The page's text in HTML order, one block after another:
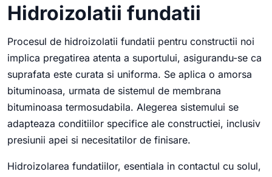
Hidroizolatii fundatii
Procesul de hidroizolatii fundatii pentru constructii noi
implica pregatirea atenta a suportului, asigurandu-se ca
suprafata este curata si uniforma. Se aplica o amorsa
bituminoasa, urmata de sistemul de membrana
bituminoasa termosudabila. Alegerea sistemului se
adapteaza conditiilor specifice ale constructiei, inclusiv
presiunii apei si necesitatilor de finisare.
Hidroizolarea fundatiilor, esentiala in contactul cu solul,